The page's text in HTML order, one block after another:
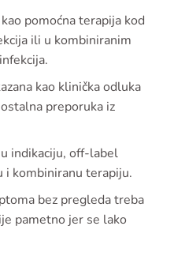
pomoćna terapija kod
ili u kombiniranim
kao klinička odluka
preporuka iz
indikaciju, off-label
kombiniranu terapiju.
bez pregleda treba
pametno jer se lako